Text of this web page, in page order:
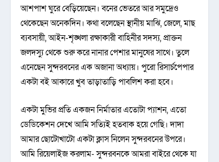
আশপাশ ঘুরে বেড়িয়েছেন। বনের ভেতরে আর সমুদ্রেও
থেকেছেন অনেকদিন। কথা বলেছেন স্থানীয় মাঝি, জেলে, মাছ
ব্যবসায়ী, আইন-শৃঙ্খলা রক্ষাকারী বাহিনীর সদস্য, প্রাক্তন
জলদস্যু থেকে শুরু করে নানার পেশার মানুষের সাথে। তুলে
এনেছেন সুন্দরবনের এক অজানা অধ্যায়। পুরো রিসার্চপেপার
একটা বই আকারে খুব তাড়াতাড়ি পাবলিশ করা হবে।
একটা মুভির প্রতি একজন নির্মাতার এতোটা প্যাশন, এতো
ডেডিকেশন দেখে আমি সত্যিই হতবাক হয়ে গেছি। দাদা
আমার ছোটোখাটো একটা ক্লাস নিলেন সুন্দরবনের উপরে।
আমি রিয়েলাইজ করলাম- সুন্দরবনকে আমরা বাইরে থেকে যা